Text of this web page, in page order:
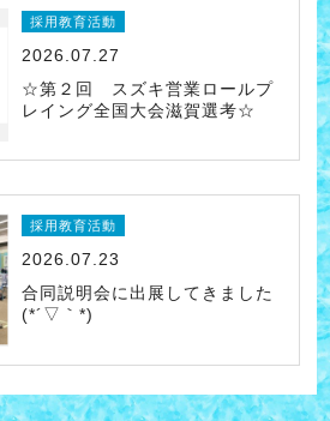
採用教育活動
2026.07.27
☆第２回 スズキ営業ロールプ
レイング全国大会滋賀選考☆
採用教育活動
2026.07.23
合同説明会に出展してきました
(*´▽｀*)